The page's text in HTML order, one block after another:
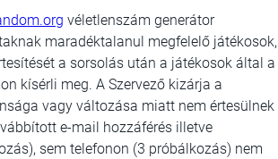
véletlenszám generátor
maradéktalanul megfelelő játékosok,
a sorsolás után a játékosok által a
kísérli meg. A Szervező kizárja a
vagy változása miatt nem értesülnek
e-mail hozzáférés illetve
sem telefonon (3 próbálkozás) nem